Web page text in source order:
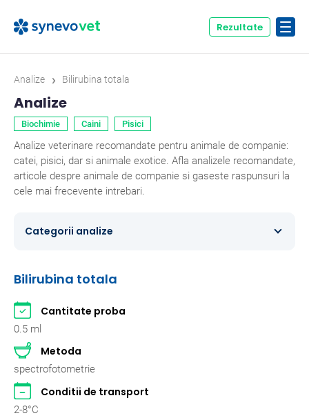
Rezultate
Analize › Bilirubina totala
Analize
Biochimie Caini Pisici
Analize veterinare recomandate pentru animale de companie:
catei, pisici, dar si animale exotice. Afla analizele recomandate,
articole despre animale de companie si gaseste raspunsuri la
cele mai frecevente intrebari.
Categorii analize
Pisici
Rumegatoare mari
Bilirubina totala
Cantitate proba
0.5 ml
Metoda
spectrofotometrie
Conditii de transport
2-8°C